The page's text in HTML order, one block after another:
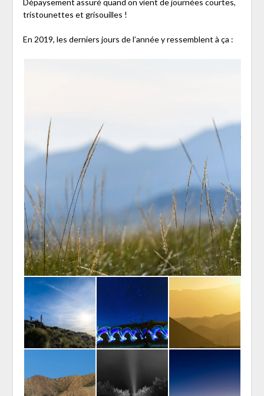
Dépaysement assuré quand on vient de journées courtes,
tristounettes et grisouilles !
En 2019, les derniers jours de l’année y ressemblent à ça :